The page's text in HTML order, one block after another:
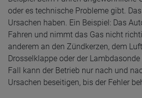
oder es technische Probleme gibt.
Ursachen haben. Ein Beispiel: Das
Fahren und nimmt das Gas nicht
anderem an den Zündkerzen, dem
Drosselklappe oder der
Fall kann der Betrieb nur nach und
Ursachen beseitigen, bis der Fehler